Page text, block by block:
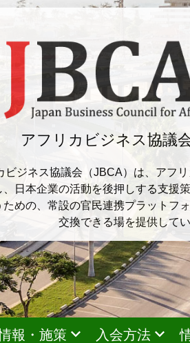
アフリカビジネス協議
ビジネス協議会（JBCA）は、アフ
、日本企業の活動を後押しする支援
ための、常設の官民連携プラットフ
交換できる場を提供してい
報・施策 入会方法